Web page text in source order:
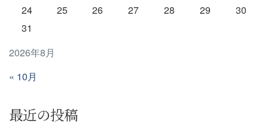
2026年8月
24
25 26 27 28 29
30
31
« 10月
最近の投稿